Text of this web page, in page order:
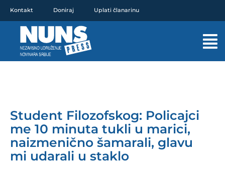
sadržaj
Kontakt Doniraj Uplati članarinu
Student Filozofskog: Policajci
me 10 minuta tukli u marici,
naizmenično šamarali, glavu
mi udarali u staklo